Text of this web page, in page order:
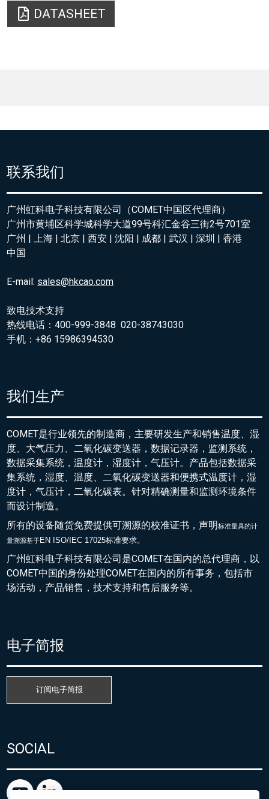
DATASHEET
联系我们
广州虹科电子科技有限公司（COMET中国区代理商）
广州市黄埔区科学城科学大道99号科汇金谷三街2号701室
广州 | 上海 | 北京 | 西安 | 沈阳 | 成都 | 武汉 | 深圳 | 香港
中国
E-mail: sales@hkcao.com
致电技术支持
热线电话：400-999-3848 020-38743030
手机：+86 15986394530
我们生产
COMET是行业领先的制造商，主要研发生产和销售温度、湿
度、大气压力、二氧化碳变送器，数据记录器，监测系统，
数据采集系统，温度计，湿度计，气压计。产品包括数据采
集系统，湿度、温度、二氧化碳变送器和便携式温度计，湿
度计，气压计，二氧化碳表。针对精确测量和监测环境条件
而设计制造。
所有的设备随货免费提供可溯源的校准证书，声明标准量具的计
量溯源基于EN ISO/IEC 17025标准要求。
广州虹科电子科技有限公司是COMET在国内的总代理商，以
COMET中国的身份处理COMET在国内的所有事务，包括市
场活动，产品销售，技术支持和售后服务等。
电子简报
订阅电子简报
SOCIAL